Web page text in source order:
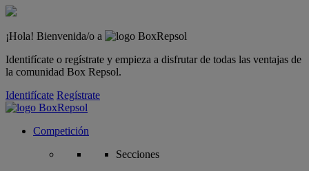
¡Hola! Bienvenida/o a
Identifícate o regístrate y empieza a disfrutar de todas las ventajas de
la comunidad Box Repsol.
Identifícate Regístrate
Competición
Secciones